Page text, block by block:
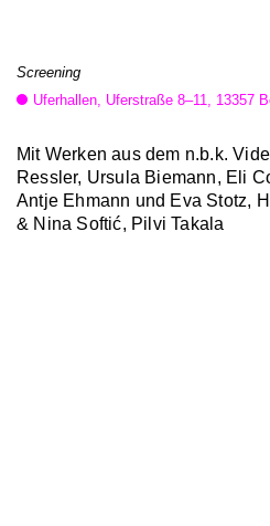
Screening
Uferhallen, Uferstraße 8–11, 13357
Mit Werken aus dem n.b.k.
Ressler, Ursula Biemann, Eli
Antje Ehmann und Eva Stotz,
& Nina Softić, Pilvi Takala